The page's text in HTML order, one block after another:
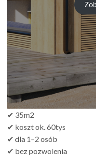
✔ 35m2
✔ koszt ok. 60tys
✔ dla 1–2 osób
✔ bez pozwolenia